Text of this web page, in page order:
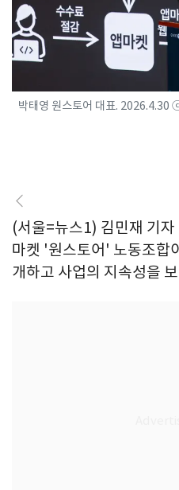
박태영 원스토어 대표. 2026.4.30
(서울=뉴스1) 김민재 기
마켓 '원스토어' 노동조합
개하고 사업의 지속성을